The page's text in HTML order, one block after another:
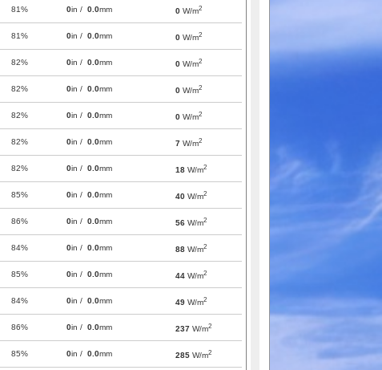
81% 0in / 0.0mm 0W/m2
81% 0in / 0.0mm 0W/m2
82% 0in / 0.0mm 0W/m2
82% 0in / 0.0mm 0W/m2
82% 0in / 0.0mm 0W/m2
82% 0in / 0.0mm 7W/m2
82% 0in / 0.0mm 18W/m2
85% 0in / 0.0mm 40W/m2
86% 0in / 0.0mm 56W/m2
84% 0in / 0.0mm 88W/m2
85% 0in / 0.0mm 44W/m2
84% 0in / 0.0mm 49W/m2
86% 0in / 0.0mm 237W/m2
85% 0in / 0.0mm 285W/m2